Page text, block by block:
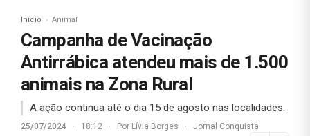
Início Animal
Campanha de Vacinação
Antirrábica atendeu mais de 1.500
animais na Zona Rural
A ação continua até o dia 15 de agosto nas localidades.
25/07/2024 · 18:12 · Por Lívia Borges · Jornal Conquista